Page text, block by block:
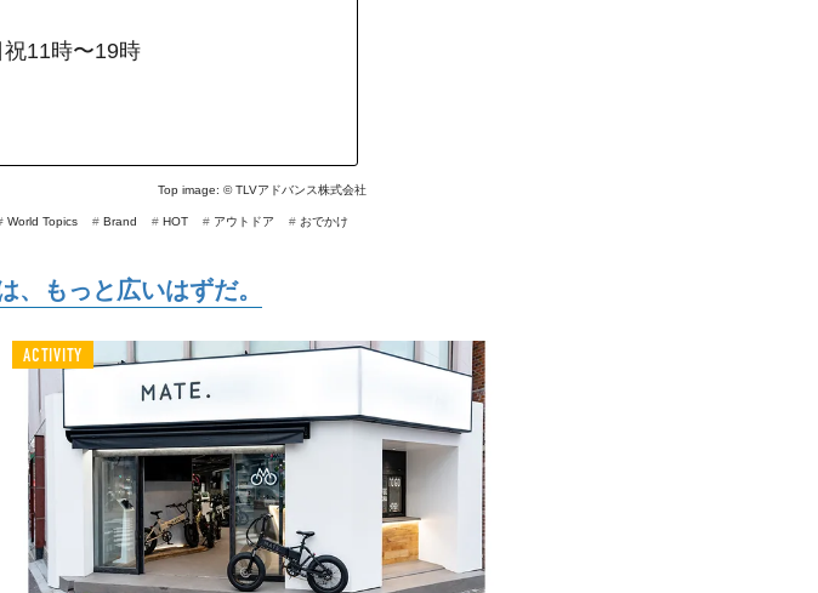
祝11時〜19時
Top image: ©TLVアドバンス株式会社
# おでかけ
# アウトドア
# HOT
# Brand
World Topics
もっと広いはずだ。
ACTIVITY